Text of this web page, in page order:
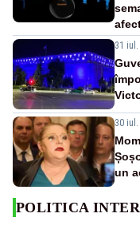
31 iul.
30 iul.
un
POLITICA